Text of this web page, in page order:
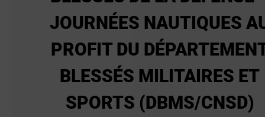
JOURNÉES NAUTIQUES
PROFIT DU
BLESSÉS MILITAIRES ET
SPORTS (DBMS/CNSD)